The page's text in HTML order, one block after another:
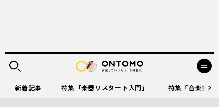
新着記事 特集「楽器リスタート入門」 特集「音楽祭